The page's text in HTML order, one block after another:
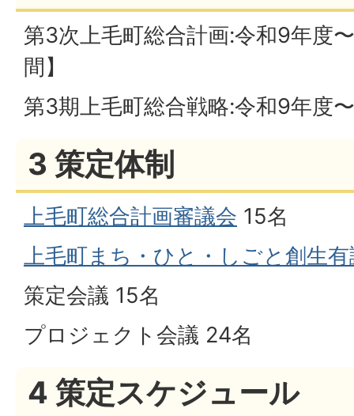
第3次上毛町総合計画:令和9年度
間】
第3期上毛町総合戦略:令和9年度
3 策定体制
上毛町総合計画審議会 15名
上毛町まち・ひと・しごと創生
策定会議 15名
プロジェクト会議 24名
4 策定スケジュール